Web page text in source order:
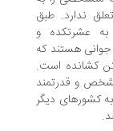
طبق
و
هستند که
است.
قدرتمند
دیگر